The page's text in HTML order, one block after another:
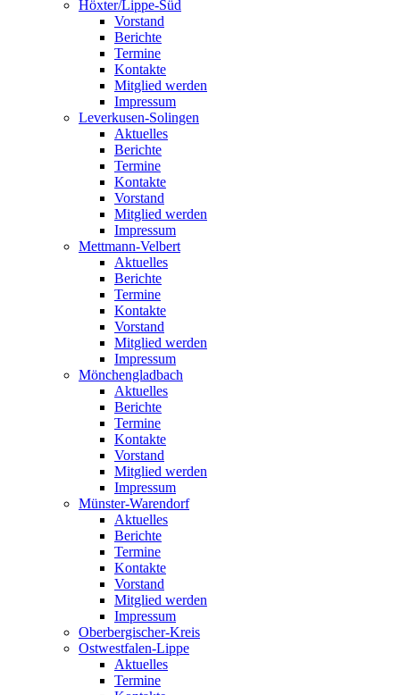
Höxter/Lippe-Süd
Vorstand
Berichte
Termine
Kontakte
Mitglied werden
Impressum
Leverkusen-Solingen
Aktuelles
Berichte
Termine
Kontakte
Vorstand
Mitglied werden
Impressum
Mettmann-Velbert
Aktuelles
Berichte
Termine
Kontakte
Vorstand
Mitglied werden
Impressum
Mönchengladbach
Aktuelles
Berichte
Termine
Kontakte
Vorstand
Mitglied werden
Impressum
Münster-Warendorf
Aktuelles
Berichte
Termine
Kontakte
Vorstand
Mitglied werden
Impressum
Oberbergischer-Kreis
Ostwestfalen-Lippe
Aktuelles
Termine